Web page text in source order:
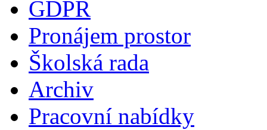
GDPR
Pronájem prostor
Školská rada
Archiv
Pracovní nabídky